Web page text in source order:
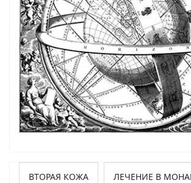
ВТОРАЯ КОЖА ЛЕЧЕНИЕ В